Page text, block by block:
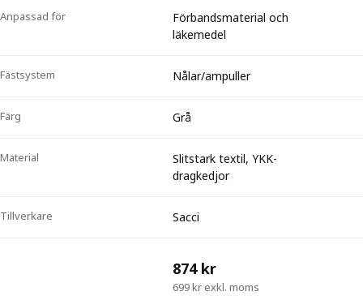
Anpassad för
Förbandsmaterial och
läkemedel
Fästsystem Nålar/ampuller
Färg Grå
Material
Slitstark textil, YKK-
dragkedjor
Tillverkare Sacci
874 kr
699 kr exkl. moms